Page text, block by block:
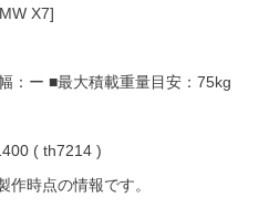
X7]
：ー ■最大積載重量目安：75kg
( th7214 )
時点の情報です。